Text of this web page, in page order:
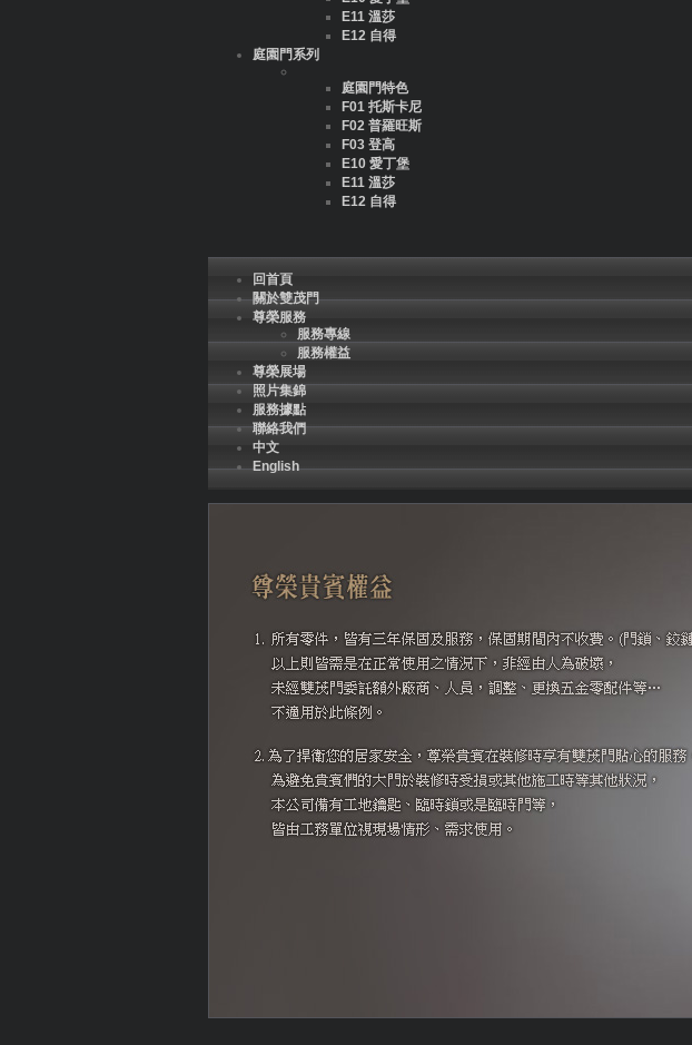
E11 溫莎
E12 自得
庭園門系列
庭園門特色
F01 托斯卡尼
F02 普羅旺斯
F03 登高
E10 愛丁堡
E11 溫莎
E12 自得
回首頁
關於雙茂門
尊榮服務
服務專線
服務權益
尊榮展場
照片集錦
服務據點
聯絡我們
中文
English